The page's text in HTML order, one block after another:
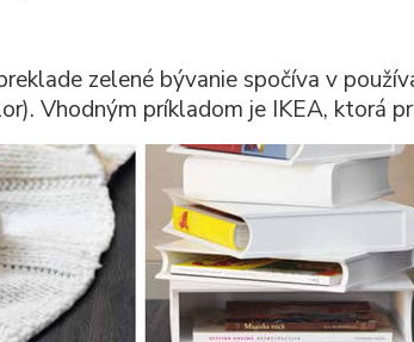
zelené bývanie spočíva v
Vhodným príkladom je IKEA, ktorá